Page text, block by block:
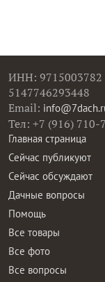
ИНН:
5147746293448
Email:
Тел: +7 (916)
Главная страница
Сейчас публикуют
Сейчас обсуждают
Дачные вопросы
Помощь
Все товары
Все фото
Все вопросы